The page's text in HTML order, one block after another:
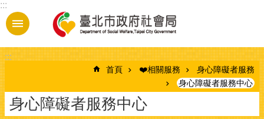
跳到主要內容區塊
:::
:::
首頁 ❤️相關服務
身心障礙者服務
身心障礙者服務中心
身心障礙者服務中心